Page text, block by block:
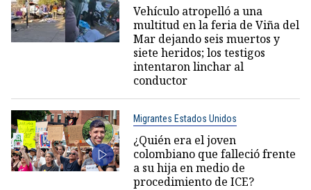
Vehículo atropelló a una
multitud en la feria de Viña del
Mar dejando seis muertos y
siete heridos; los testigos
intentaron linchar al
conductor
Migrantes Estados Unidos
¿Quién era el joven
colombiano que falleció frente
a su hija en medio de
procedimiento de ICE?